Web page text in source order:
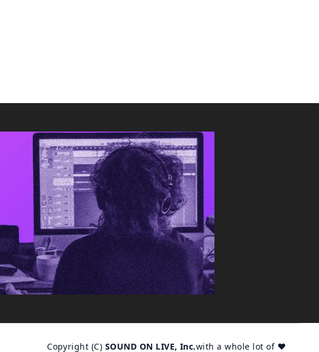
Copyright (C) SOUND ON LIVE, Inc.with a whole lot of ♥